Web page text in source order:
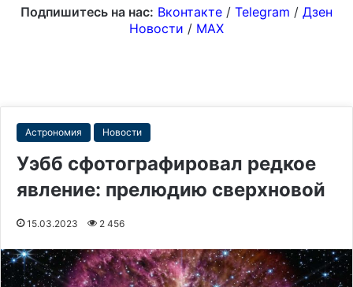
Подпишитесь на нас: Вконтакте / Telegram / Дзен
Новости / MAX